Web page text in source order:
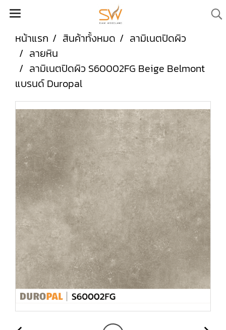
หน้าแรก สินค้าทั้งหมด
ลามิเนตปิดผิว
ลายหิน
ลามิเนตปิดผิว S60002FG Beige Belmont
แบรนด์ Duropal